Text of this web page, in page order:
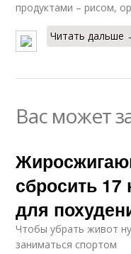
продуктами – рисом,
Читать дальше
Вас может
сбросить 17
для
Чтобы убрать живот
заниматься спортом